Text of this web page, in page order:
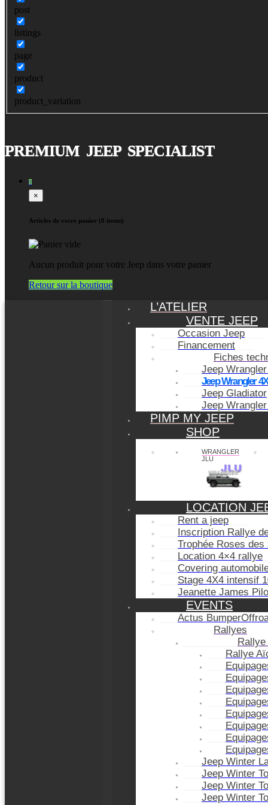
post
listings
page
product
product_variation
PREMIUM JEEP SPECIALIST
0
×
Articles de votre panier (0 items)
Aucun produit pour votre Jeep dans votre panier
Retour sur la boutique
L’ATELIER
VENTE JEEP
Occasion Jeep
Financement
Fiches
Jeep
Jeep Wrangler
Jeep Gladiator
Jeep
PIMP MY JEEP
SHOP
WRANGLER
JLU
LOCATION
Rent a jeep
Inscription Rallye
Trophée Roses des
Location 4×4 rallye
Covering
Stage 4X4 intensif
Jeanette James
EVENTS
Actus
Rallyes
Rallye
Jeep Winter
Jeep Winter
Jeep Winter
Jeep Winter